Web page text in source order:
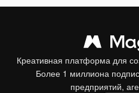
Креативная платформа для
Более 1 миллиона
предприятий,